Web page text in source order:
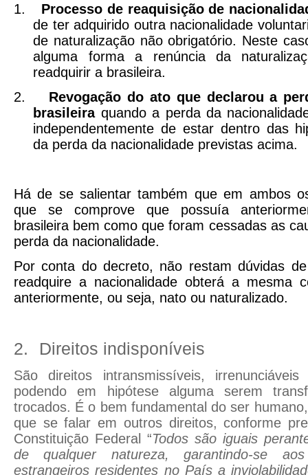
1.
Processo de reaquisição de
de ter adquirido outra nacionalidade
de naturalização não obrigatório. Neste
alguma forma a renúncia da
readquirir a brasileira.
2.
Revogação do ato que declarou a
brasileiraquando a perda da
independentemente de estar dentro das
da perda da nacionalidade previstas acima.
Há de se salientar também que em ambos
que se comprove que possuía
brasileira bem como que foram cessadas as
perda da nacionalidade.
Por conta do decreto, não restam dúvidas
readquire a nacionalidade obterá a mesma
anteriormente, ou seja, nato ou naturalizado.
2. Direitos indisponíveis
São direitos intransmissíveis,
podendo em hipótese alguma serem
trocados. É o bem fundamental do ser
que se falar em outros direitos, conforme
Constituição Federal “Todos são iguais
de qualquer natureza, garantindo-se
estrangeiros residentes no País a